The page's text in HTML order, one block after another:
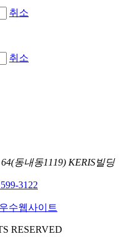
취소
취소
동내동1119) KERIS빌딩
3122
RESERVED